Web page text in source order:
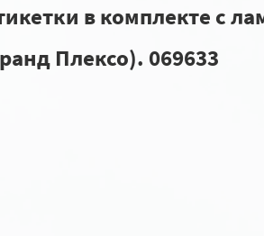
в комплекте с
Плексо). 069633